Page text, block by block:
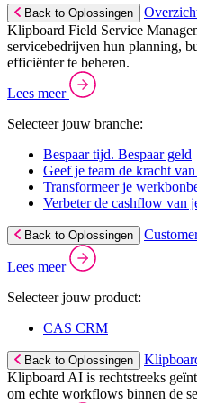
Back to Oplossingen
Klipboard Field Service
servicebedrijven hun planning,
efficiënter te beheren.
Lees meer
Selecteer jouw branche:
Bespaar tijd. Bespaar geld
Geef je team de kracht
Transformeer je
Verbeter de cashflow van
Back to Oplossingen
Lees meer
Selecteer jouw product:
CAS CRM
Back to Oplossingen
Klipboard AI is rechtstreeks
om echte workflows binnen de